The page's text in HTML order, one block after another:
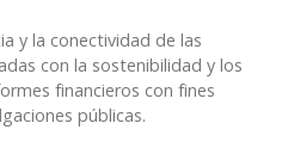
y la conectividad de las
con la sostenibilidad y los
financieros con fines
públicas.